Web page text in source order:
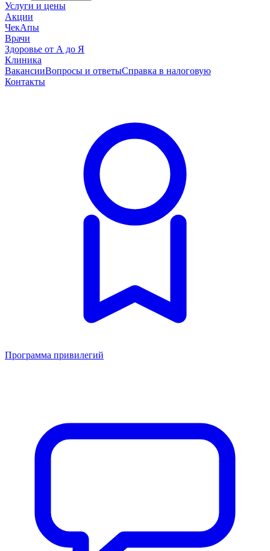
Услуги и цены
Акции
ЧекАпы
Врачи
Здоровье от А до Я
Клиника
ВакансииВопросы и ответыСправка в налоговую
Контакты
Программа привилегий